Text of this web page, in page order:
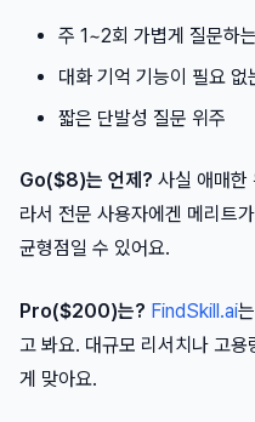
주 1~2회 가볍게 질문하
대화 기억 기능이 필요 없
짧은 단발성 질문 위주
Go($8)는 언제? 사실 애매한
라서 전문 사용자에겐 메리트
균형점일 수 있어요.
Pro($200)는? FindSkill.ai
고 봐요. 대규모 리서치나 고
게 맞아요.